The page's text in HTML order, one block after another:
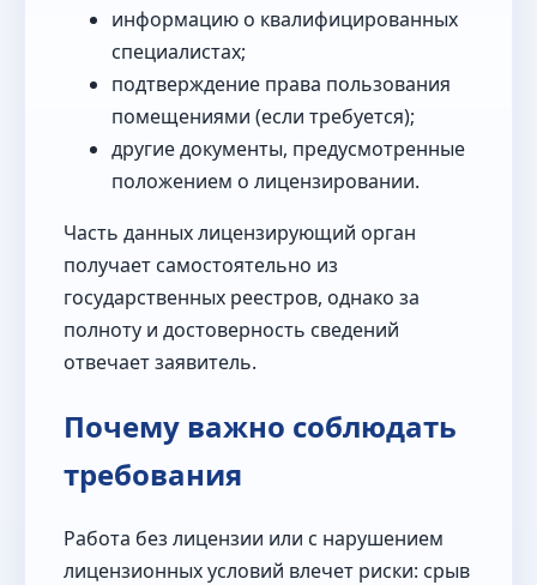
информацию о квалифицированных
специалистах;
подтверждение права пользования
помещениями (если требуется);
другие документы, предусмотренные
положением о лицензировании.
Часть данных лицензирующий орган
получает самостоятельно из
государственных реестров, однако за
полноту и достоверность сведений
отвечает заявитель.
Почему важно соблюдать
требования
Работа без лицензии или с нарушением
лицензионных условий влечет риски: срыв